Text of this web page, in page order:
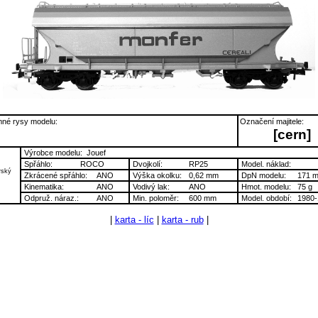
rysy modelu: Označení majitele:
[cern]
Výrobce modelu: Jouef
Spřáhlo:
ROCO Dvojkolí: RP25
Model. náklad:
Zkrácené spřáhlo:
ANO Výška okolku: 0,62 mm DpN modelu:
171
Kinematika:
ANO Vodivý lak: ANO Hmot. modelu:
75 g
Odpruž. náraz.:
ANO Min. poloměr: 600 mm Model. období:
karta - líc karta - rub|